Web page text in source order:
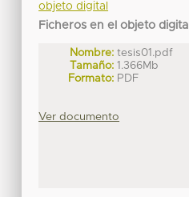
objeto digital
Ficheros en el objeto digital
Nombre: tesis01.pdf
Tamaño: 1.366Mb
Formato: PDF
Ver documento